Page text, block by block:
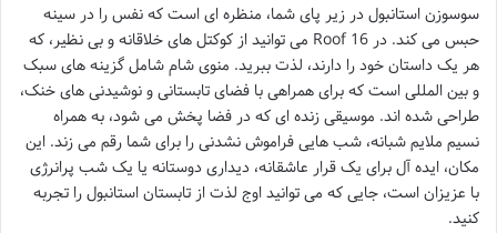
سوسوزن استانبول در زیر پای شما، منظره ای است که نفس را در سینه
حبس می کند. در 16 Roof می توانید از کوکتل های خلاقانه و بی نظیر، که
هر یک داستان خود را دارند، لذت ببرید. منوی شام شامل گزینه های سبک
و بین المللی است که برای همراهی با فضای تابستانی و نوشیدنی های خنک،
طراحی شده اند. موسیقی زنده ای که در فضا پخش می شود، به همراه
نسیم ملایم شبانه، شب هایی فراموش نشدنی را برای شما رقم می زند. این
مکان، ایده آل برای یک قرار عاشقانه، دیداری دوستانه یا یک شب پرانرژی
با عزیزان است، جایی که می توانید اوج لذت از تابستان استانبول را تجربه
کنید.